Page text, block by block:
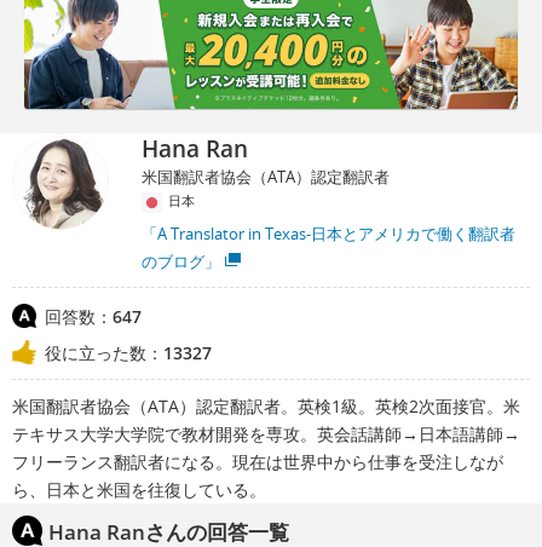
Hana Ran
米国翻訳者協会（ATA）認定翻訳者
日本
「A Translator in Texas-日本とアメリカで働く翻訳者
のブログ」
回答数： 647
役に立った数： 13327
米国翻訳者協会（ATA）認定翻訳者。英検1級。英検2次面接官。米
テキサス大学大学院で教材開発を専攻。英会話講師→日本語講師→
フリーランス翻訳者になる。現在は世界中から仕事を受注しなが
ら、日本と米国を往復している。
Hana Ranさんの回答一覧